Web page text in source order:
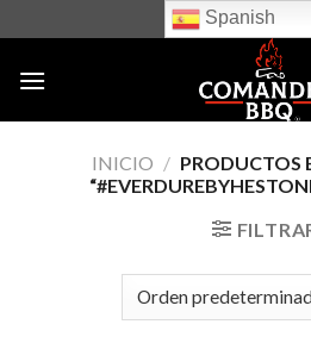
to
content
Spanish
INICIO / PRODUCTOS